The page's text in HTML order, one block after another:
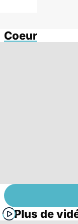
Coeur
Plus de